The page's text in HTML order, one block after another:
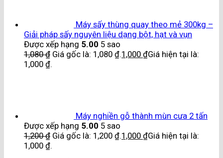
Máy sấy thùng quay theo mẻ 300kg –
Giải pháp sấy nguyên liệu dạng bột, hạt và vụn
Được xếp hạng 5.00 5 sao
1,080₫ Giá gốc là: 1,080 ₫.1,000 ₫Giá hiện tại là:
1,000 ₫.
Máy nghiền gỗ thành mùn cưa 2 tấn
Được xếp hạng 5.00 5 sao
1,200₫ Giá gốc là: 1,200 ₫.1,000 ₫Giá hiện tại là:
1,000 ₫.